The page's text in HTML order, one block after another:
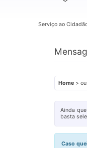
Serviço ao
Home>
Ainda
basta
Caso